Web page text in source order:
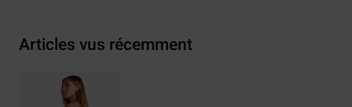
Articles vus récemment